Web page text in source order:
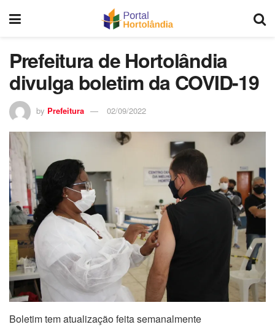
Prefeitura de Hortolândia
divulga boletim da COVID-19
by Prefeitura 02/09/2022
Boletim tem atualização feita semanalmente